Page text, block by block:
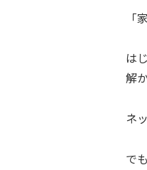
「
は
解
ネ
で